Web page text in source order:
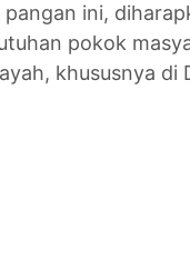
ini,
pokok
khususnya di